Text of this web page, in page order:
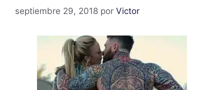
septiembre 29, 2018 por Victor